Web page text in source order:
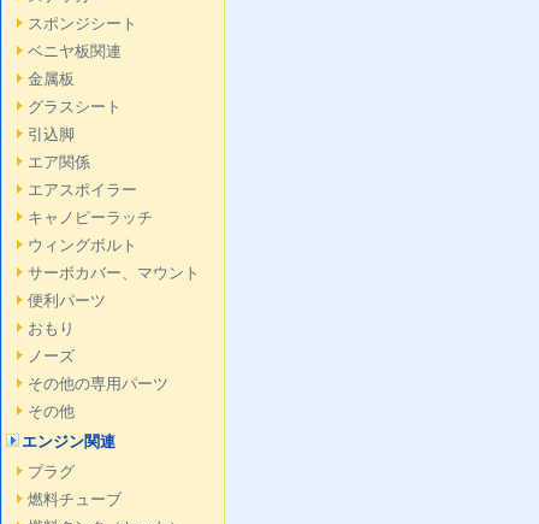
スポンジシート
ベニヤ板関連
金属板
グラスシート
引込脚
エア関係
エアスポイラー
キャノピーラッチ
ウィングボルト
サーボカバー、マウント
便利パーツ
おもり
ノーズ
その他の専用パーツ
その他
エンジン関連
プラグ
燃料チューブ